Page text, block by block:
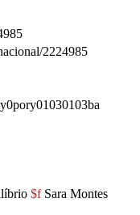
2224985
$fSara Montes